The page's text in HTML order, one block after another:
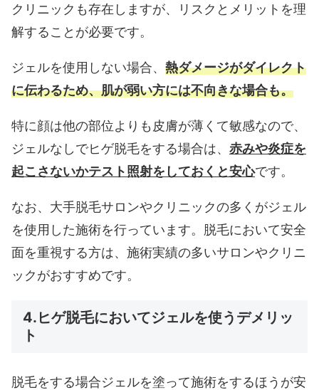
クリニックも存在しますが、リスクとメリットを理
解することが必要です。
ジェルを使用しない場合、 熱ダメージがダイレクト
に伝わるため、肌が弱い方には不向きな場合も。
特に顔は他の部位よりも皮膚が薄くて敏感なので、
ジェルなしでヒゲ脱毛をする場合は、 赤みや炎症を
起こさないかテスト照射をしておくと安心です。
なお、大手脱毛サロンやクリニックの多くがジェル
を使用した施術を行っています。脱毛において安全
面を重視する方は、施術実績の多いサロンやクリニ
ックがおすすめです。
4.ヒゲ脱毛においてジェルを使うデメリッ
ト
脱毛をする場合ジェルを塗って施術をするほうが安